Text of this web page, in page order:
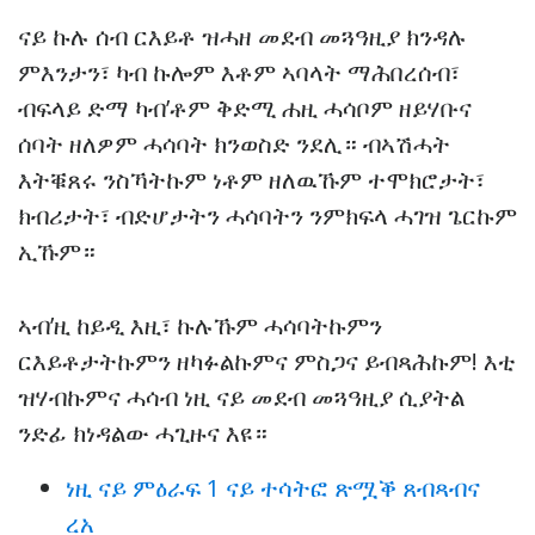
ናይ ኩሉ ሰብ ርእይቶ ዝሓዘ መደብ መጓዓዚያ ክንዳሉ
ምእንታን፣ ካብ ኩሎም እቶም ኣባላት ማሕበረሰብ፣
ብፍላይ ድማ ካብ’ቶም ቅድሚ ሐዚ ሓሳቦም ዘይሃቡና
ሰባት ዘለዎም ሓሳባት ክንወስድ ንደሊ። ብኣሽሓት
እትቑጸሩ ንስኻትኩም ነቶም ዘለዉኹም ተሞክሮታት፣
ክብሪታት፣ ብድሆታትን ሓሳባትን ንምክፍላ ሓገዝ ጌርኩም
ኢኹም።
ኣብ’ዚ ከይዲ እዚ፣ ኩሉኹም ሓሳባትኩምን
ርእይቶታትኩምን ዘካፉልኩምና ምስጋና ይብጻሕኩም! እቲ
ዝሃብኩምና ሓሳብ ነዚ ናይ መደብ መጓዓዚያ ሲያትል
ንድፊ ክነዳልው ሓጊዙና እዩ።
ነዚ ናይ ምዕራፍ 1 ናይ ተሳትፎ ጽሟቕ ጸብጻብና
ረአ